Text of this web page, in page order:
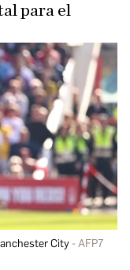
para el
City
AFP7